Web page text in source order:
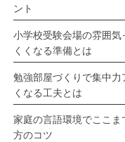
ント
小学校受験会場の雰囲
くくなる準備とは
勉強部屋づくりで集中
くなる工夫とは
家庭の言語環境でここ
方のコツ